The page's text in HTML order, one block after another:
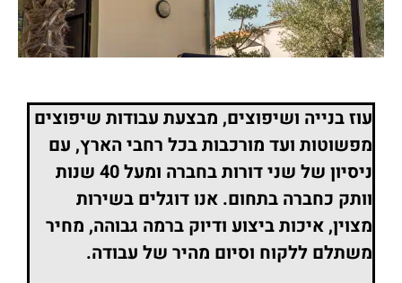
עוז בנייה ושיפוצים, מבצעת עבודות שיפוצים
מפשוטות ועד מורכבות בכל רחבי הארץ, עם
ניסיון של שני דורות בחברה ומעל 40 שנות
וותק כחברה בתחום. אנו דוגלים בשירות
מצוין, איכות ביצוע ודיוק ברמה גבוהה, מחיר
משתלם ללקוח וסיום מהיר של עבודה.